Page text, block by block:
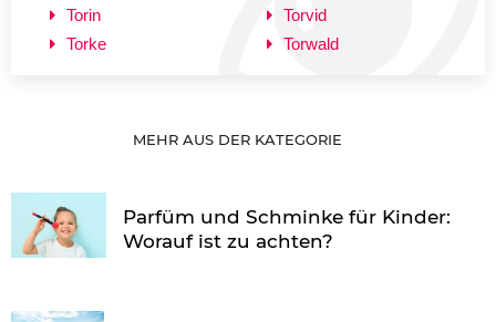
Torin
Torke
Torvid
Torwald
MEHR AUS DER KATEGORIE
Parfüm und Schminke für Kinder:
Worauf ist zu achten?